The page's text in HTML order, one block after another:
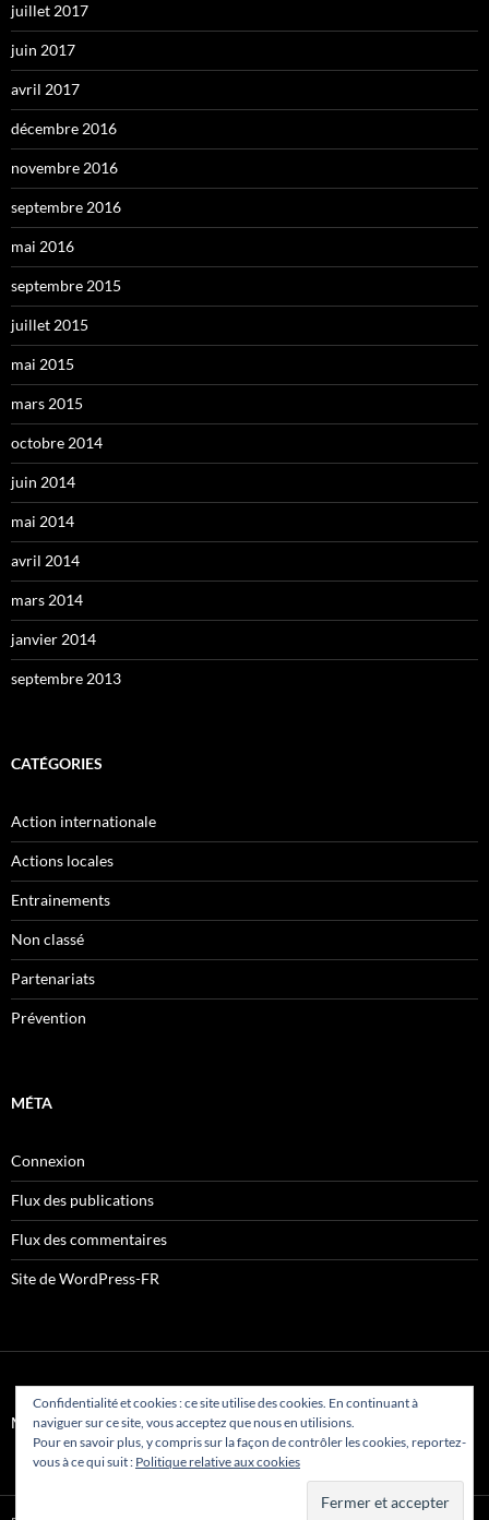
juillet 2017
juin 2017
avril 2017
décembre 2016
novembre 2016
septembre 2016
mai 2016
septembre 2015
juillet 2015
mai 2015
mars 2015
octobre 2014
juin 2014
mai 2014
avril 2014
mars 2014
janvier 2014
septembre 2013
CATÉGORIES
Action internationale
Actions locales
Entrainements
Non classé
Partenariats
Prévention
MÉTA
Connexion
Flux des publications
Flux des commentaires
Site de WordPress-FR
Mentions légales
Confidentialité et cookies : ce site utilise des cookies. En continuant à
naviguer sur ce site, vous acceptez que nous en utilisions.
Pour en savoir plus, y compris sur la façon de contrôler les cookies, reportez-
vous à ce qui suit : Politique relative aux cookies